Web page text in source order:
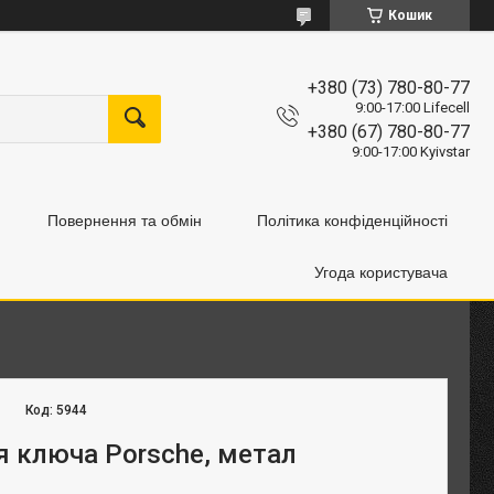
Кошик
+380 (73) 780-80-77
9:00-17:00 Lifecell
+380 (67) 780-80-77
9:00-17:00 Kyivstar
Повернення та обмін Політика конфіденційності
Угода користувача
Код:5944
ключа Porsche, метал